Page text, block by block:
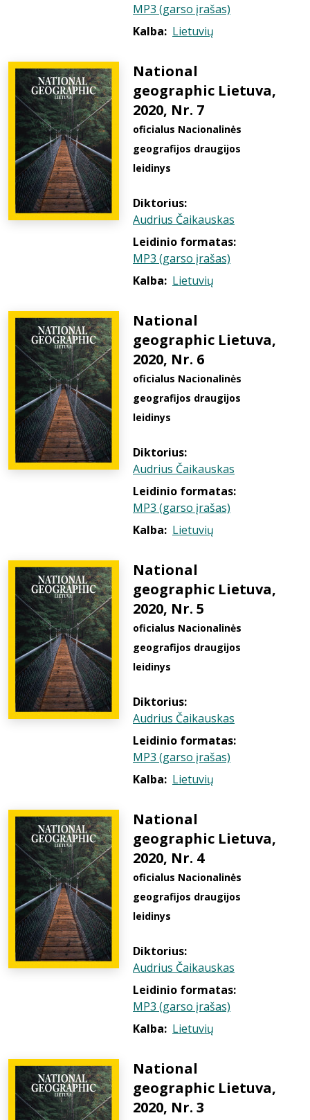
MP3 (garso įrašas)
Kalba: Lietuvių
National
geographic Lietuva,
2020, Nr. 7
oficialus Nacionalinės
geografijos draugijos
leidinys
Diktorius:
Audrius Čaikauskas
Leidinio formatas:
MP3 (garso įrašas)
Kalba: Lietuvių
National
geographic Lietuva,
2020, Nr. 6
oficialus Nacionalinės
geografijos draugijos
leidinys
Diktorius:
Audrius Čaikauskas
Leidinio formatas:
MP3 (garso įrašas)
Kalba: Lietuvių
National
geographic Lietuva,
2020, Nr. 5
oficialus Nacionalinės
geografijos draugijos
leidinys
Diktorius:
Audrius Čaikauskas
Leidinio formatas:
MP3 (garso įrašas)
Kalba: Lietuvių
National
geographic Lietuva,
2020, Nr. 4
oficialus Nacionalinės
geografijos draugijos
leidinys
Diktorius:
Audrius Čaikauskas
Leidinio formatas:
MP3 (garso įrašas)
Kalba: Lietuvių
National
geographic Lietuva,
2020, Nr. 3